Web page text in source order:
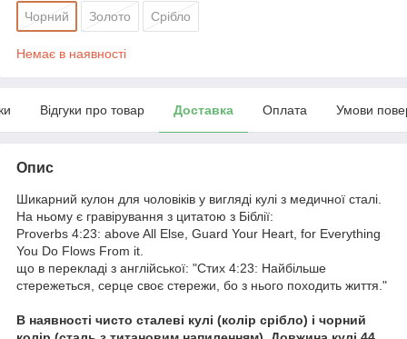
Чорний Золото Срібло
Немає в наявності
Відгуки про товар Доставка Оплата Умови
Опис
Шикарний кулон для чоловіків у вигляді кулі з медичної сталі.
На ньому є гравірування з цитатою з Біблії:
Proverbs 4:23: above All Else, Guard Your Heart, for Everything
You Do Flows From it.
що в перекладі з англійської: "Стих 4:23: Найбільше
стережеться, серце своє стережи, бо з нього походить життя."
В наявності чисто сталеві кулі (колір срібло) і чорний